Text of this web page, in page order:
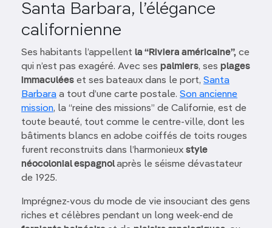
Santa Barbara, l’élégance
californienne
Ses habitants l’appellent la “Riviera américaine”, ce
qui n’est pas exagéré. Avec ses palmiers, ses plages
immaculées et ses bateaux dans le port, Santa
Barbara a tout d’une carte postale. Son ancienne
mission, la “reine des missions” de Californie, est de
toute beauté, tout comme le centre-ville, dont les
bâtiments blancs en adobe coiffés de toits rouges
furent reconstruits dans l’harmonieux style
néocolonial espagnolaprès le séisme dévastateur
de 1925.
Imprégnez-vous du mode de vie insouciant des gens
riches et célèbres pendant un long week-end de